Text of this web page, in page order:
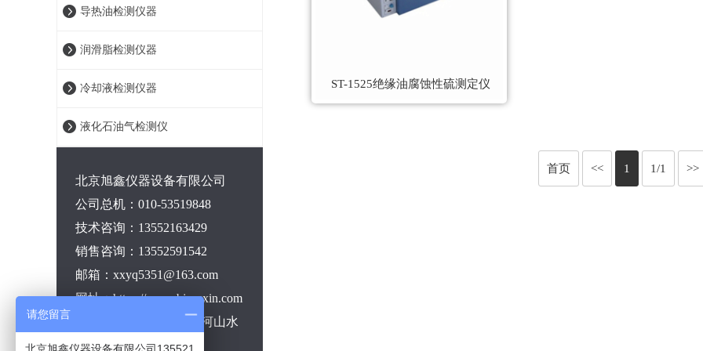
导热油检测仪器
润滑脂检测仪器
冷却液检测仪器
液化石油气检测仪
北京旭鑫仪器设备有限公司
公司总机：010-53519848
技术咨询：13552163429
销售咨询：13552591542
邮箱：xxyq5351@163.com
网址：https://www.bj-xuxin.com
地址：北京市昌平区沙河山水
泰禾创业园
ST-1525绝缘油腐蚀性硫测定仪
首页 << 1 1/1 >>
请您留言